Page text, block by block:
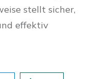
stellt sicher,
effektiv